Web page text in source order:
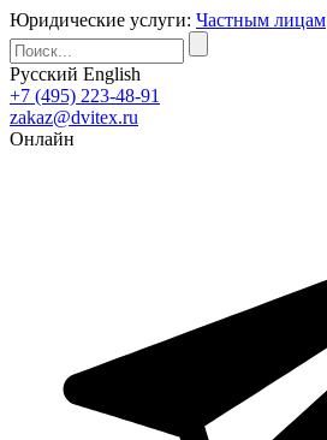
Юридические услуги: Частным лицам
Русский English
+7 (495) 223-48-91
zakaz@dvitex.ru
Онлайн